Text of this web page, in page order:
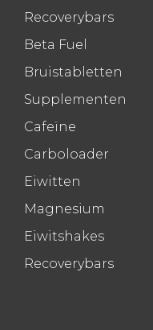
Recoverybars
Beta Fuel
Bruistabletten
Supplementen
Cafeïne
Carboloader
Eiwitten
Magnesium
Eiwitshakes
Recoverybars